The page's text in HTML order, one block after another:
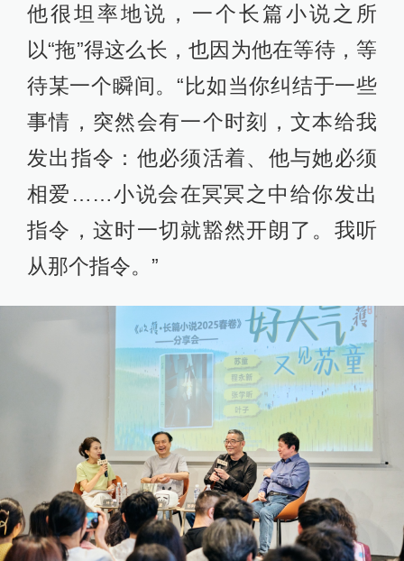
他很坦率地说，一个长篇小说之所
以“拖”得这么长，也因为他在等待，等
待某一个瞬间。“比如当你纠结于一些
事情，突然会有一个时刻，文本给我
发出指令：他必须活着、他与她必须
相爱……小说会在冥冥之中给你发出
指令，这时一切就豁然开朗了。我听
从那个指令。”